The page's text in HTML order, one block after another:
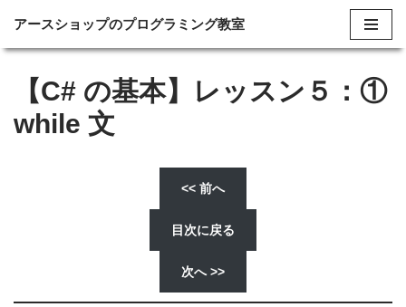
コ
ン
アースショップのプログラミング教室
【C# の基本】レッスン５：①
while 文
<< 前へ
目次に戻る
次へ >>